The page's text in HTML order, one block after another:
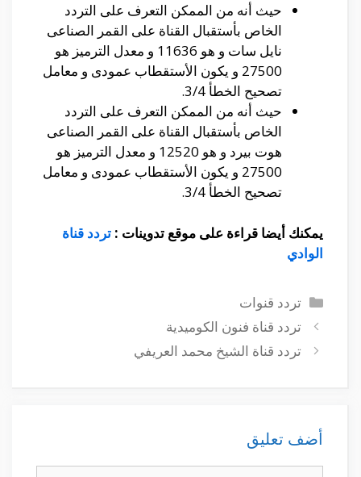
حيث أنه من الممكن التعرف على التردد
الخاص بأستقبال القناة على القمر الصناعى
نايل سات و هو 11636 و معدل الترميز هو
27500 و يكون الأستقطاب عمودى و معامل
تصحيح الخطأ 3/4.
حيث أنه من الممكن التعرف على التردد
الخاص بأستقبال القناة على القمر الصناعى
هوت بيرد و هو 12520 و معدل الترميز هو
27500 و يكون الأستقطاب عمودى و معامل
تصحيح الخطأ 3/4.
يمكنك أيضا قراءة على موقع تدوينات : تردد قناة
الوادي
التصنيفات
تردد قنوات
تردد قناة فنون الكوميدية
تردد قناة الشيخ محمد العريفي
أضف تعليق